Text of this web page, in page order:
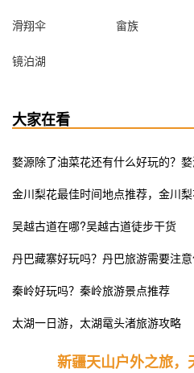
滑翔伞 畲族
镜泊湖
大家在看
婺源除了油菜花还有什么好玩的？
金川梨花最佳时间地点推荐，金川
吴越古道在哪?吴越古道徒步干货
丹巴藏寨好玩吗？丹巴旅游需要注意
秦岭好玩吗？秦岭旅游景点推荐
太湖一日游，太湖鼋头渚旅游攻略
新疆天山户外之旅，